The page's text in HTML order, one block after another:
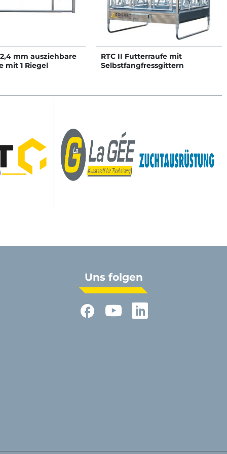
mm ausziehbare
mit 1 Riegel
RTC II Futterraufe mit
Selbstfangfressgittern
Uns folgen